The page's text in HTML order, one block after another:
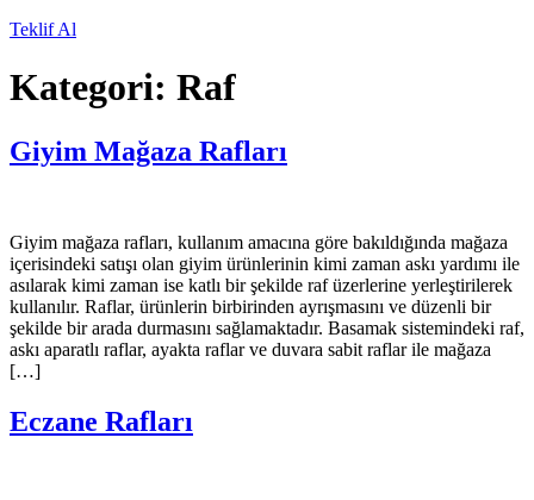
Teklif Al
Kategori: Raf
Giyim Mağaza Rafları
Giyim mağaza rafları, kullanım amacına göre bakıldığında mağaza
içerisindeki satışı olan giyim ürünlerinin kimi zaman askı yardımı ile
asılarak kimi zaman ise katlı bir şekilde raf üzerlerine yerleştirilerek
kullanılır. Raflar, ürünlerin birbirinden ayrışmasını ve düzenli bir
şekilde bir arada durmasını sağlamaktadır. Basamak sistemindeki raf,
askı aparatlı raflar, ayakta raflar ve duvara sabit raflar ile mağaza
[…]
Eczane Rafları